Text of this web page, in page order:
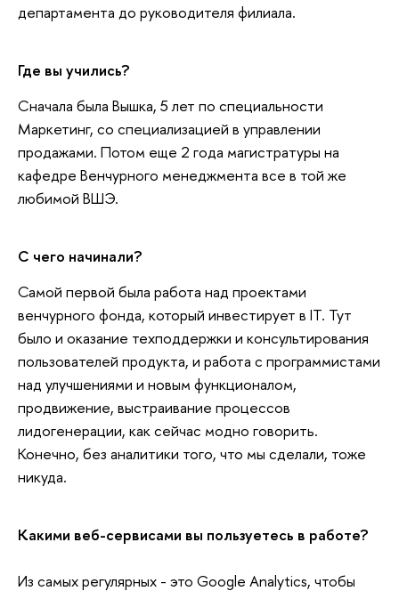
департамента до руководителя филиала.
Где вы учились?
Сначала была Вышка, 5 лет по специальности
Маркетинг, со специализацией в управлении
продажами. Потом еще 2 года магистратуры на
кафедре Венчурного менеджмента все в той же
любимой ВШЭ.
С чего начинали?
Самой первой была работа над проектами
венчурного фонда, который инвестирует в IT. Тут
было и оказание техподдержки и консультирования
пользователей продукта, и работа с программистами
над улучшениями и новым функционалом,
продвижение, выстраивание процессов
лидогенерации, как сейчас модно говорить.
Конечно, без аналитики того, что мы сделали, тоже
никуда.
Какими веб-сервисами вы пользуетесь в работе?
Из самых регулярных - это Google Analytics, чтобы